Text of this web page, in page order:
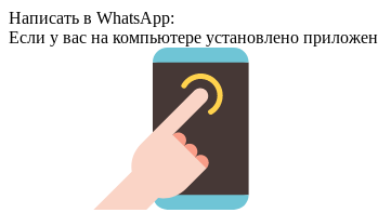
Написать в WhatsApp:
Если у вас на компьютере установлено